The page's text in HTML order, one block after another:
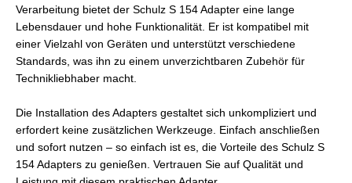
Verarbeitung bietet der Schulz S 154 Adapter eine lange
Lebensdauer und hohe Funktionalität. Er ist kompatibel mit
einer Vielzahl von Geräten und unterstützt verschiedene
Standards, was ihn zu einem unverzichtbaren Zubehör für
Technikliebhaber macht.
Die Installation des Adapters gestaltet sich unkompliziert und
erfordert keine zusätzlichen Werkzeuge. Einfach anschließen
und sofort nutzen – so einfach ist es, die Vorteile des Schulz S
154 Adapters zu genießen. Vertrauen Sie auf Qualität und